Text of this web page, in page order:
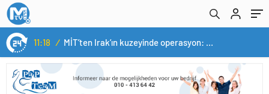
14:05 / Yerli otomobil TOGG’un ustaları burada yetişecek